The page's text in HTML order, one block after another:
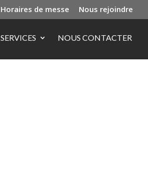
Horaires de messe Nous rejoindre
SERVICES NOUS CONTACTER